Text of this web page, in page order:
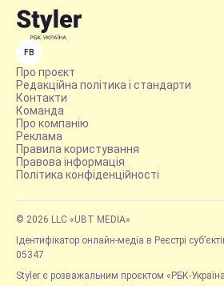
FB
Про проєкт
Редакційна політика і стандарти
Контакти
Команда
Про компанію
Реклама
Правила користування
Правова інформація
Політика конфіденційності
© 2026 LLC «UBT MEDIA»
Ідентифікатор онлайн-медіа в Реєстрі
05347
Styler є розважальним проєктом «РБК-